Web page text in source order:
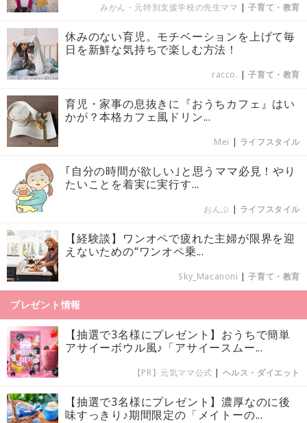
みかん・元特別支援学校の先生ママ |子育て・教育
休みのない育児。モチベーションを上げて毎
日を新鮮な気持ちで楽しむ方法！
racco. |子育て・教育
育児・家事の息抜きに『おうちカフェ』はい
かが？本格カフェ風ドリン...
Mei | ライフスタイル
｢自分の時間が欲しい｣と思うママ必見！やり
たいことを着実に実行す...
おんぷ | ライフスタイル
【経験談】ワンオペで疲れた主婦が限界を迎
えないための“ワンオペ乗...
Sky_Macanoni |子育て・教育
プレゼント情報
【抽選で3名様にプレゼント】おうちで簡単
アサイーボウル風♪「アサイースムー...
【PR】元気ママ公式 | ヘルス・ダイエット
【抽選で3名様にプレゼント】濃厚なのに後
味すっきり♪期間限定の「メイトーの...